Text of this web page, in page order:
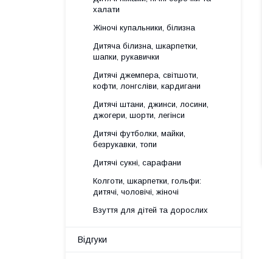
халати
Жіночі купальники, білизна
Дитяча білизна, шкарпетки,
шапки, рукавички
Дитячі джемпера, світшоти,
кофти, лонгсліви, кардигани
Дитячі штани, джинси, лосини,
джогери, шорти, легінси
Дитячі футболки, майки,
безрукавки, топи
Дитячі сукні, сарафани
Колготи, шкарпетки, гольфи:
дитячі, чоловічі, жіночі
Взуття для дітей та дорослих
Відгуки